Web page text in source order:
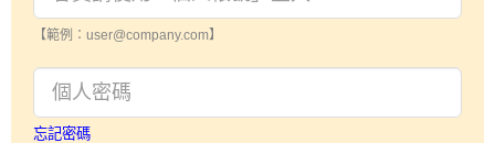
【範例：user@company.com】
忘記密碼